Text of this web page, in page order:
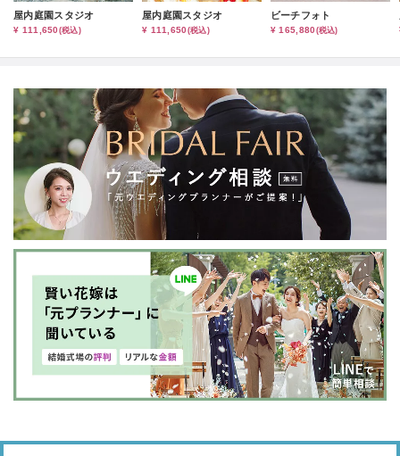
屋内庭園スタジオ
¥ 111,650(税込)
屋内庭園スタジオ
¥ 111,650(税込)
ビーチフォト
¥ 165,880(税込)